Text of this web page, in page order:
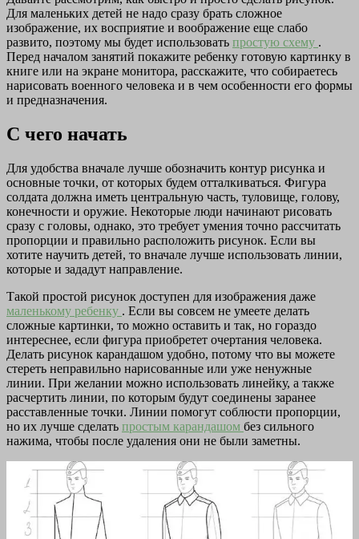
Для маленьких детей не надо сразу брать сложное
изображение, их восприятие и воображение еще слабо
развито, поэтому мы будет использовать простую схему .
Перед началом занятий покажите ребенку готовую картинку в
книге или на экране монитора, расскажите, что собираетесь
нарисовать военного человека и в чем особенности его формы
и предназначения.
С чего начать
Для удобства вначале лучше обозначить контур рисунка и
основные точки, от которых будем отталкиваться. Фигура
солдата должна иметь центральную часть, туловище, голову,
конечности и оружие. Некоторые люди начинают рисовать
сразу с головы, однако, это требует умения точно рассчитать
пропорции и правильно расположить рисунок. Если вы
хотите научить детей, то вначале лучше использовать линии,
которые и зададут направление.
Такой простой рисунок доступен для изображения даже
маленькому ребенку . Если вы совсем не умеете делать
сложные картинки, то можно оставить и так, но гораздо
интереснее, если фигура приобретет очертания человека.
Делать рисунок карандашом удобно, потому что вы можете
стереть неправильно нарисованные или уже ненужные
линии. При желании можно использовать линейку, а также
расчертить линии, по которым будут соединены заранее
расставленные точки. Линии помогут соблюсти пропорции,
но их лучше сделать простым карандашом без сильного
нажима, чтобы после удаления они не были заметны.